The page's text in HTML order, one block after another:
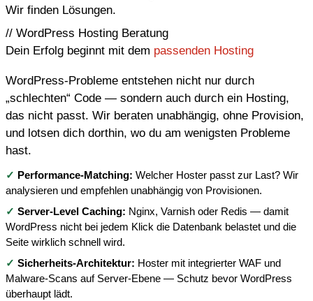
Wir finden Lösungen.
// WordPress Hosting Beratung
Dein Erfolg beginnt mit dem passenden Hosting
WordPress-Probleme entstehen nicht nur durch
„schlechten“ Code — sondern auch durch ein Hosting,
das nicht passt. Wir beraten unabhängig, ohne Provision,
und lotsen dich dorthin, wo du am wenigsten Probleme
hast.
✓ Performance-Matching: Welcher Hoster passt zur Last? Wir
analysieren und empfehlen unabhängig von Provisionen.
✓ Server-Level Caching: Nginx, Varnish oder Redis — damit
WordPress nicht bei jedem Klick die Datenbank belastet und die
Seite wirklich schnell wird.
✓ Sicherheits-Architektur: Hoster mit integrierter WAF und
Malware-Scans auf Server-Ebene — Schutz bevor WordPress
überhaupt lädt.